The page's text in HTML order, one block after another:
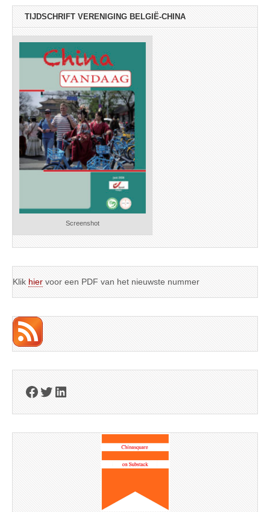
TIJDSCHRIFT VERENIGING BELGIË-CHINA
Screenshot
Klik hier voor een PDF van het nieuwste nummer
Facebook
Twitter
LinkedIn